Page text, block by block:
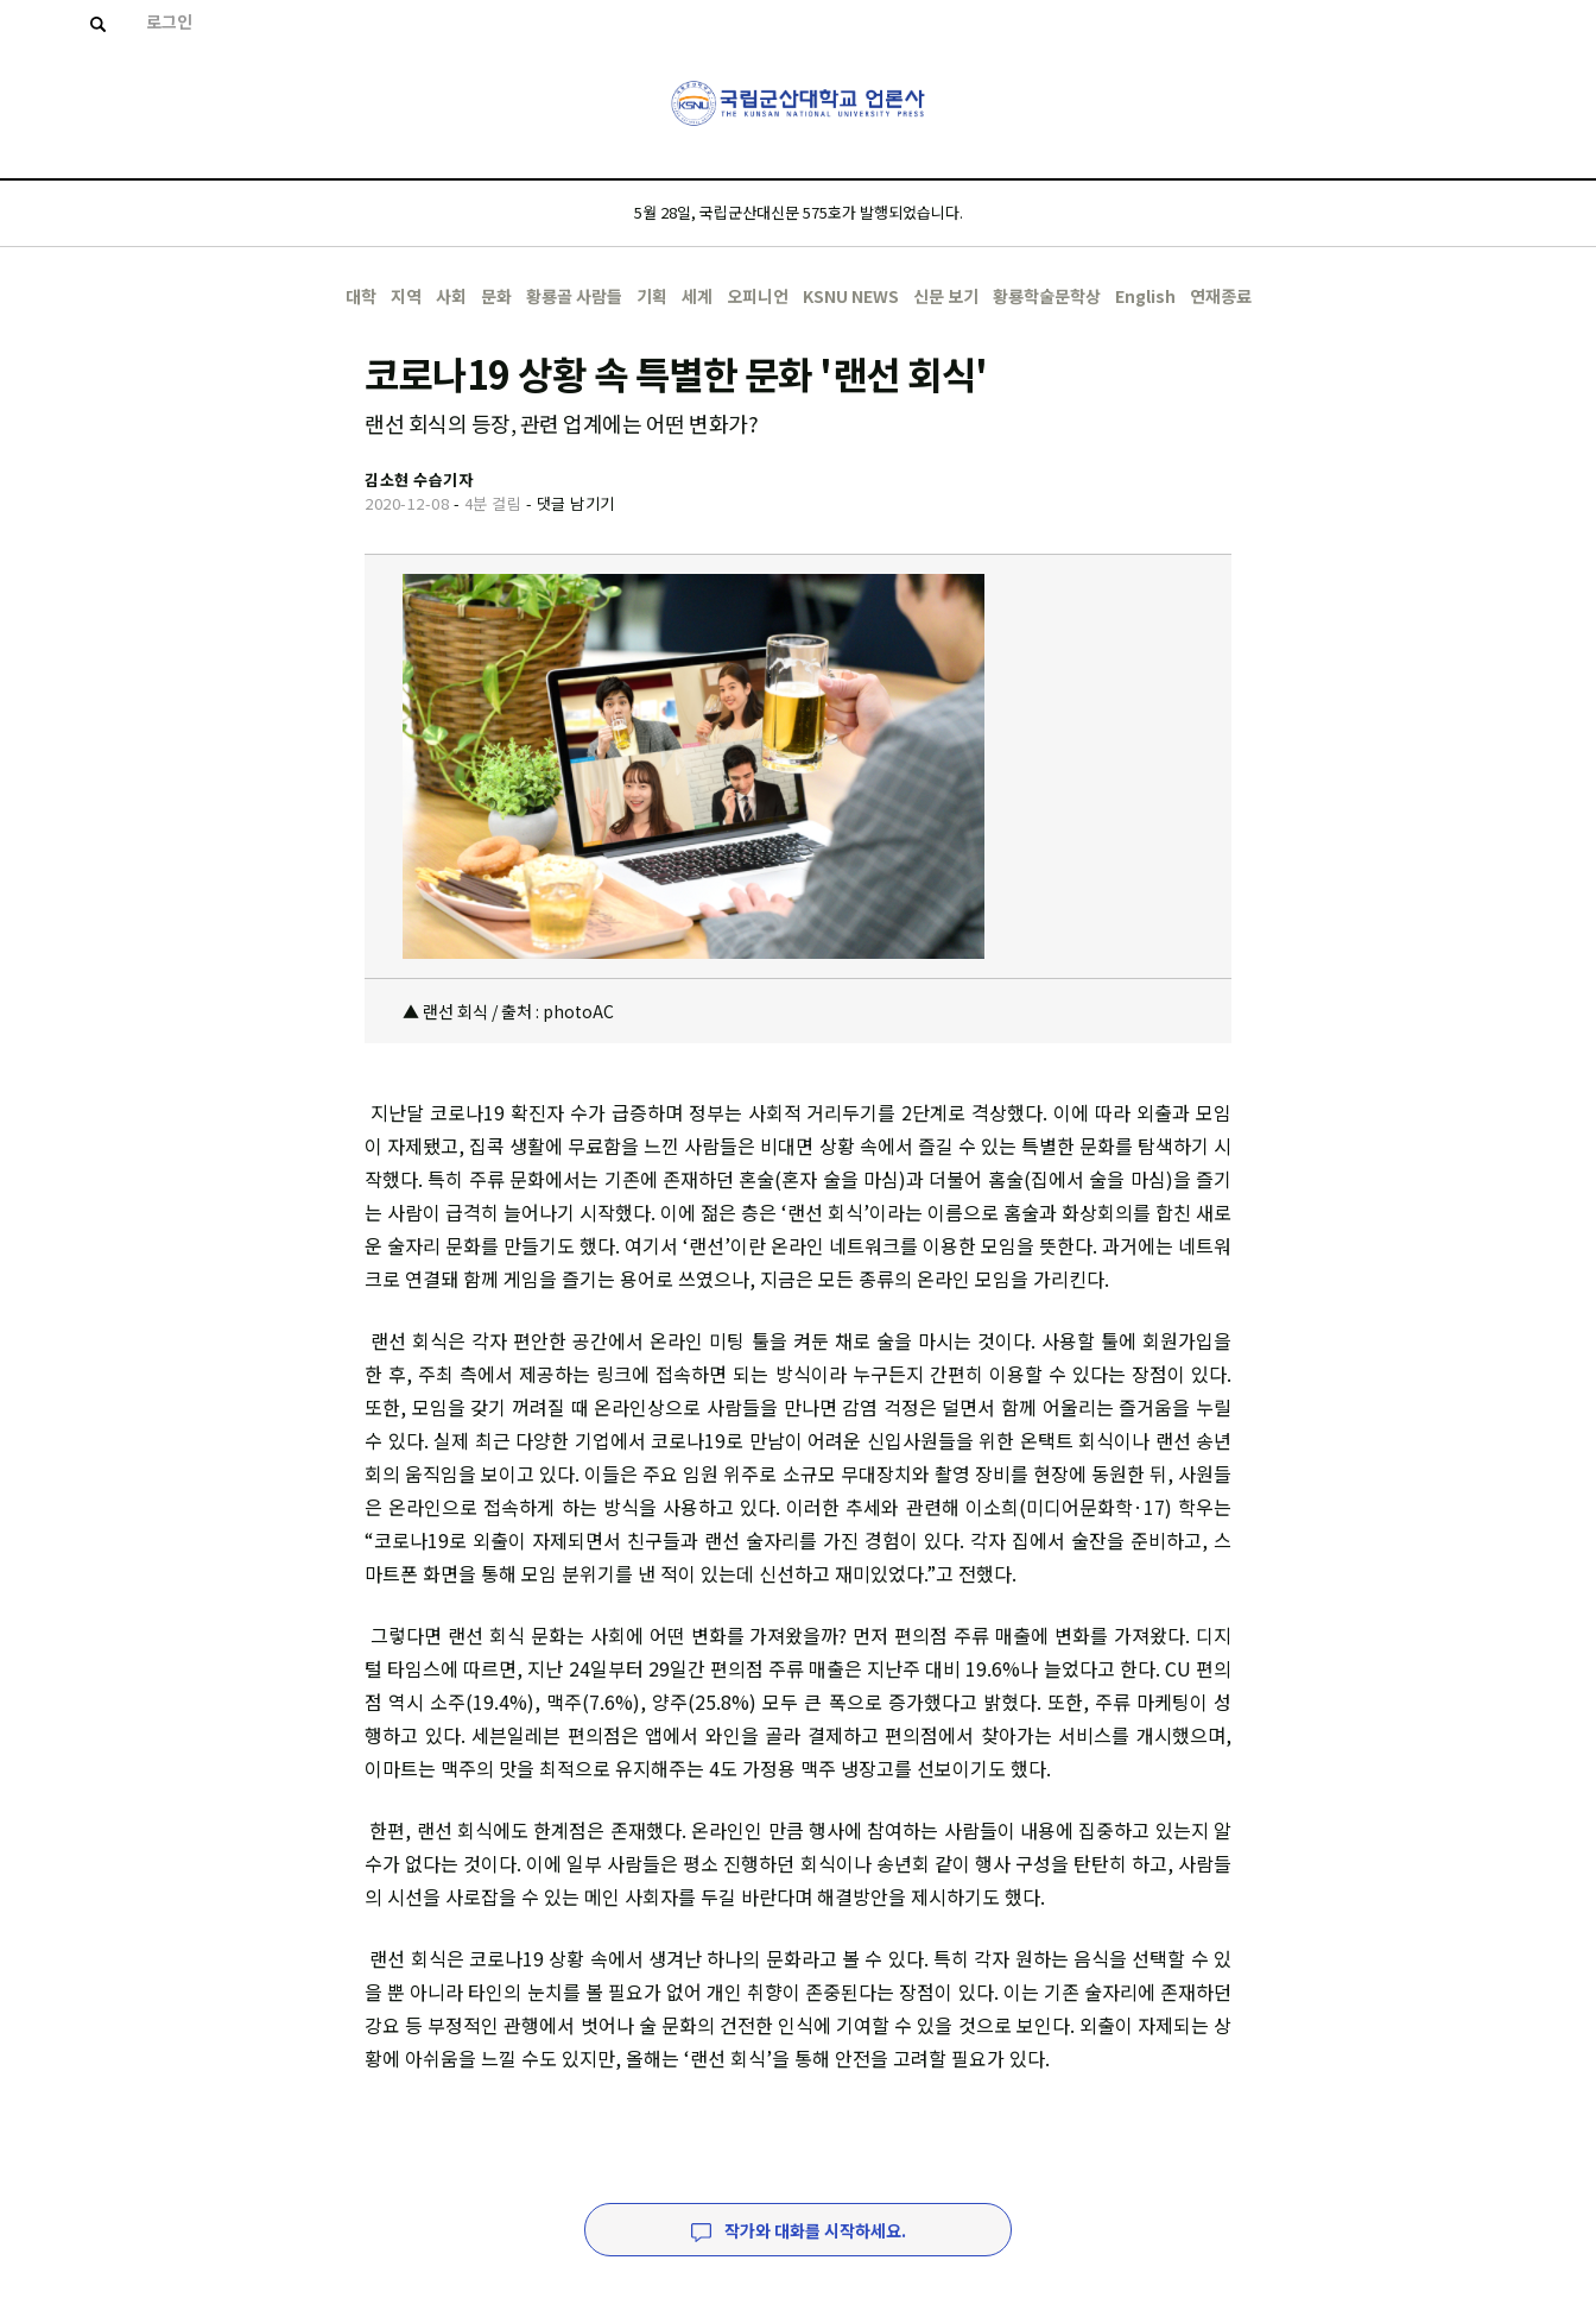
로그인
5월 28일, 국립군산대신문 575호가 발행되었습니다.
대학 지역 사회 문화 황룡골 사람들 기획 세계 오피니언 KSNU NEWS 신문 보기 황룡학술문학상 English 연재종료
코로나19 상황 속 특별한 문화 '랜선 회식'
랜선 회식의 등장, 관련 업계에는 어떤 변화가?
김소현 수습기자
2020-12-08 - 4분 걸림 - 댓글 남기기
▲ 랜선 회식 / 출처 : photoAC
지난달 코로나19 확진자 수가 급증하며 정부는 사회적 거리두기를 2단계로 격상했다. 이에 따라 외출과 모임
이 자제됐고, 집콕 생활에 무료함을 느낀 사람들은 비대면 상황 속에서 즐길 수 있는 특별한 문화를 탐색하기 시
작했다. 특히 주류 문화에서는 기존에 존재하던 혼술(혼자 술을 마심)과 더불어 홈술(집에서 술을 마심)을 즐기
는 사람이 급격히 늘어나기 시작했다. 이에 젊은 층은 ‘랜선 회식’이라는 이름으로 홈술과 화상회의를 합친 새로
운 술자리 문화를 만들기도 했다. 여기서 ‘랜선’이란 온라인 네트워크를 이용한 모임을 뜻한다. 과거에는 네트워
크로 연결돼 함께 게임을 즐기는 용어로 쓰였으나, 지금은 모든 종류의 온라인 모임을 가리킨다.
랜선 회식은 각자 편안한 공간에서 온라인 미팅 툴을 켜둔 채로 술을 마시는 것이다. 사용할 툴에 회원가입을
한 후, 주최 측에서 제공하는 링크에 접속하면 되는 방식이라 누구든지 간편히 이용할 수 있다는 장점이 있다.
또한, 모임을 갖기 꺼려질 때 온라인상으로 사람들을 만나면 감염 걱정은 덜면서 함께 어울리는 즐거움을 누릴
수 있다. 실제 최근 다양한 기업에서 코로나19로 만남이 어려운 신입사원들을 위한 온택트 회식이나 랜선 송년
회의 움직임을 보이고 있다. 이들은 주요 임원 위주로 소규모 무대장치와 촬영 장비를 현장에 동원한 뒤, 사원들
은 온라인으로 접속하게 하는 방식을 사용하고 있다. 이러한 추세와 관련해 이소희(미디어문화학·17) 학우는
“코로나19로 외출이 자제되면서 친구들과 랜선 술자리를 가진 경험이 있다. 각자 집에서 술잔을 준비하고, 스
마트폰 화면을 통해 모임 분위기를 낸 적이 있는데 신선하고 재미있었다.”고 전했다.
그렇다면 랜선 회식 문화는 사회에 어떤 변화를 가져왔을까? 먼저 편의점 주류 매출에 변화를 가져왔다. 디지
털 타임스에 따르면, 지난 24일부터 29일간 편의점 주류 매출은 지난주 대비 19.6%나 늘었다고 한다. CU 편의
점 역시 소주(19.4%), 맥주(7.6%), 양주(25.8%) 모두 큰 폭으로 증가했다고 밝혔다. 또한, 주류 마케팅이 성
행하고 있다. 세븐일레븐 편의점은 앱에서 와인을 골라 결제하고 편의점에서 찾아가는 서비스를 개시했으며,
이마트는 맥주의 맛을 최적으로 유지해주는 4도 가정용 맥주 냉장고를 선보이기도 했다.
한편, 랜선 회식에도 한계점은 존재했다. 온라인인 만큼 행사에 참여하는 사람들이 내용에 집중하고 있는지 알
수가 없다는 것이다. 이에 일부 사람들은 평소 진행하던 회식이나 송년회 같이 행사 구성을 탄탄히 하고, 사람들
의 시선을 사로잡을 수 있는 메인 사회자를 두길 바란다며 해결방안을 제시하기도 했다.
랜선 회식은 코로나19 상황 속에서 생겨난 하나의 문화라고 볼 수 있다. 특히 각자 원하는 음식을 선택할 수 있
을 뿐 아니라 타인의 눈치를 볼 필요가 없어 개인 취향이 존중된다는 장점이 있다. 이는 기존 술자리에 존재하던
강요 등 부정적인 관행에서 벗어나 술 문화의 건전한 인식에 기여할 수 있을 것으로 보인다. 외출이 자제되는 상
황에 아쉬움을 느낄 수도 있지만, 올해는 ‘랜선 회식’을 통해 안전을 고려할 필요가 있다.
작가와 대화를 시작하세요.